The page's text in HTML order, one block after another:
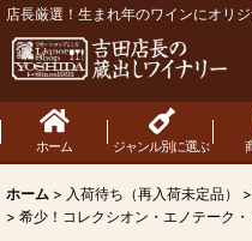
店長厳選！生まれ年のワインにオリ
ホーム ジャンル別に選ぶ
ホーム > 入荷待ち（再入荷未定品） >
> 希少！コレクシオン・エノテーク